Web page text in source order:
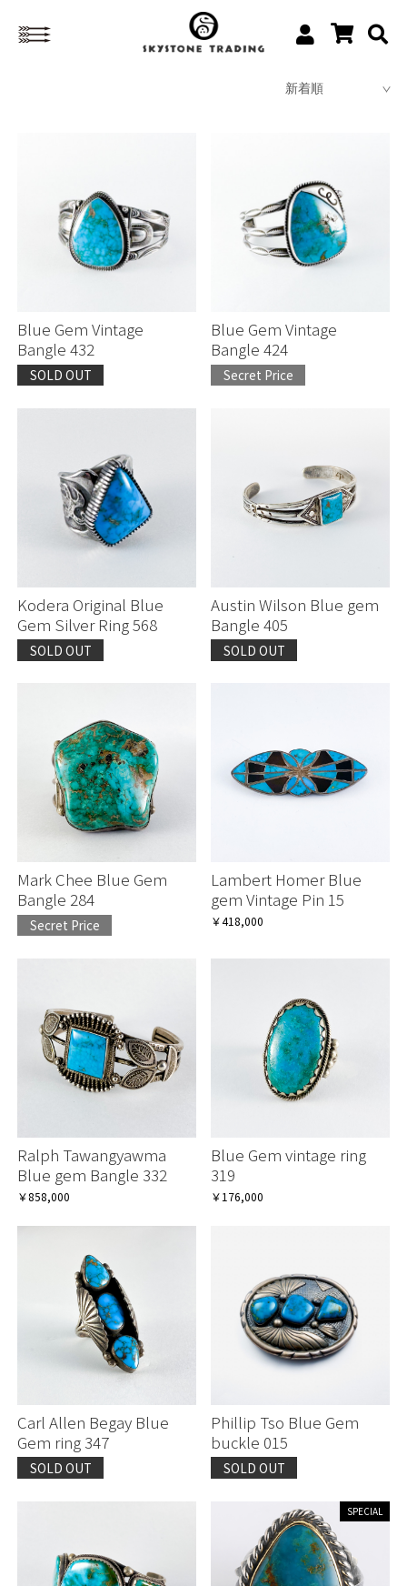
Blue Gem Vintage
Bangle 432
SOLD OUT
Blue Gem Vintage
Bangle 424
Secret Price
Kodera Original Blue
Gem Silver Ring 568
SOLD OUT
Austin Wilson Blue gem
Bangle 405
SOLD OUT
Mark Chee Blue Gem
Bangle 284
Secret Price
Lambert Homer Blue
gem Vintage Pin 15
￥418,000
Ralph Tawangyawma
Blue gem Bangle 332
￥858,000
Blue Gem vintage ring
319
￥176,000
Carl Allen Begay Blue
Gem ring 347
SOLD OUT
Phillip Tso Blue Gem
buckle 015
SOLD OUT